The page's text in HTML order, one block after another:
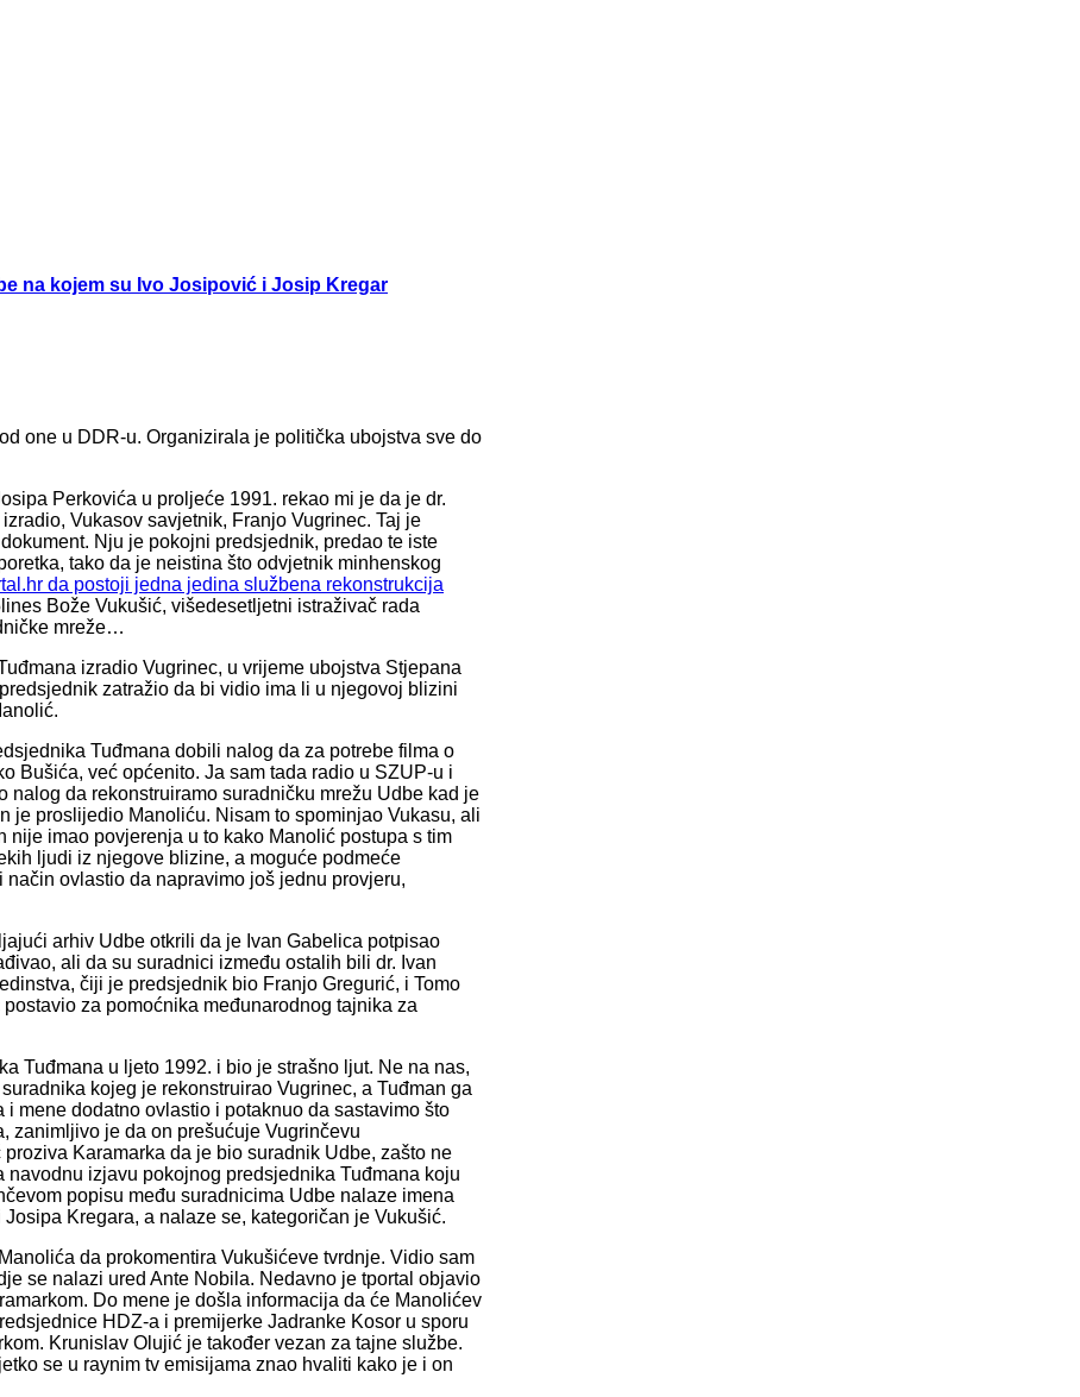
na kojem su Ivo Josipović i Josip Kregar
one u DDR-u. Organizirala je politička ubojstva sve do
Perkovića u proljeće 1991. rekao mi je da je dr.
Vukasov savjetnik, Franjo Vugrinec. Taj je
Nju je pokojni predsjednik, predao te iste
tako da je neistina što odvjetnik minhenskog
da postoji jedna jedina službena rekonstrukcija
Bože Vukušić, višedesetljetni istraživač rada
mreže…
izradio Vugrinec, u vrijeme ubojstva Stjepana
zatražio da bi vidio ima li u njegovoj blizini
Tuđmana dobili nalog da za potrebe filma o
Bušića, već općenito. Ja sam tada radio u SZUP-u i
nalog da rekonstruiramo suradničku mrežu Udbe kad je
je proslijedio Manoliću. Nisam to spominjao Vukasu, ali
imao povjerenja u to kako Manolić postupa s tim
ljudi iz njegove blizine, a moguće podmeće
ovlastio da napravimo još jednu provjeru,
arhiv Udbe otkrili da je Ivan Gabelica potpisao
ali da su suradnici između ostalih bili dr. Ivan
čiji je predsjednik bio Franjo Gregurić, i Tomo
za pomoćnika međunarodnog tajnika za
Tuđmana u ljeto 1992. i bio je strašno ljut. Ne na nas,
kojeg je rekonstruirao Vugrinec, a Tuđman ga
mene dodatno ovlastio i potaknuo da sastavimo što
zanimljivo je da on prešućuje Vugrinčevu
Karamarka da je bio suradnik Udbe, zašto ne
izjavu pokojnog predsjednika Tuđmana koju
popisu među suradnicima Udbe nalaze imena
Kregara, a nalaze se, kategoričan je Vukušić.
da prokomentira Vukušićeve tvrdnje. Vidio sam
se nalazi ured Ante Nobila. Nedavno je tportal objavio
Do mene je došla informacija da će Manolićev
HDZ-a i premijerke Jadranke Kosor u sporu
Krunislav Olujić je također vezan za tajne službe.
se u raynim tv emisijama znao hvaliti kako je i on